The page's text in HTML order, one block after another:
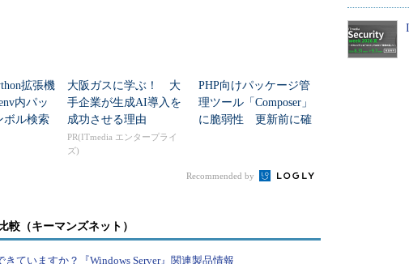
upgrade パッケージ」のように指定します（第139
ジを全て更新できます。root権限が必要なので
な役割を備えたパッケージが衝突するといった理
拡張機
内パッ
ボル検索
大阪ガスに学ぶ！ 大
手企業が生成AI導入を
成功させる理由
PR(ITmedia エンタープライ
ズ)
PHP向けパッケージ管
理ツール「Composer」
に脆弱性 更新前に確
Recommended by
較（キーマンズネット）
ていますか？『Windows Server』関連製品情報